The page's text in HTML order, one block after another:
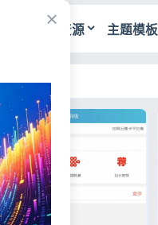
源码资源 主题模板